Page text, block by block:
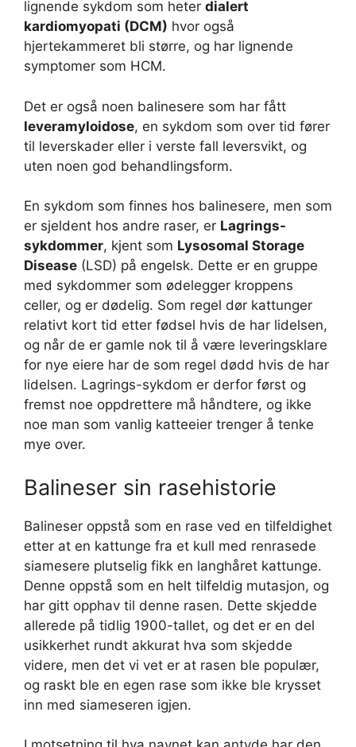
lignende sykdom som heter dialert
kardiomyopati (DCM) hvor også
hjertekammeret bli større, og har lignende
symptomer som HCM.
Det er også noen balinesere som har fått
leveramyloidose, en sykdom som over tid fører
til leverskader eller i verste fall leversvikt, og
uten noen god behandlingsform.
En sykdom som finnes hos balinesere, men som
er sjeldent hos andre raser, er Lagrings-
sykdommer, kjent som Lysosomal Storage
Disease (LSD) på engelsk. Dette er en gruppe
med sykdommer som ødelegger kroppens
celler, og er dødelig. Som regel dør kattunger
relativt kort tid etter fødsel hvis de har lidelsen,
og når de er gamle nok til å være leveringsklare
for nye eiere har de som regel dødd hvis de har
lidelsen. Lagrings-sykdom er derfor først og
fremst noe oppdrettere må håndtere, og ikke
noe man som vanlig katteeier trenger å tenke
mye over.
Balineser sin rasehistorie
Balineser oppstå som en rase ved en tilfeldighet
etter at en kattunge fra et kull med renrasede
siamesere plutselig fikk en langhåret kattunge.
Denne oppstå som en helt tilfeldig mutasjon, og
har gitt opphav til denne rasen. Dette skjedde
allerede på tidlig 1900-tallet, og det er en del
usikkerhet rundt akkurat hva som skjedde
videre, men det vi vet er at rasen ble populær,
og raskt ble en egen rase som ikke ble krysset
inn med siameseren igjen.